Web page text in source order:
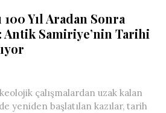
100 Yıl Aradan Sonra
Antik Samiriye’nin Tarihi
çalışmalardan uzak kalan
yeniden başlatılan kazılar, tarih